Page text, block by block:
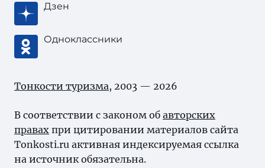
Дзен
Одноклассники
Тонкости туризма, 2003 — 2026
В соответствии с законом об авторских
правах при цитировании материалов сайта
Tonkosti.ru активная индексируемая ссылка
на источник обязательна.